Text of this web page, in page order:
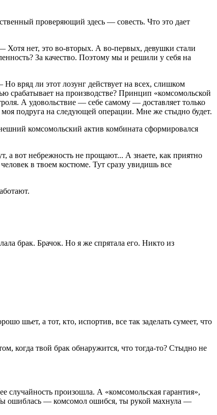
проверяющий здесь — совесть. Что это дает
нет, это во-вторых. А во-первых, девушки стали
За качество. Поэтому мы и решили у себя на
вряд ли этот лозунг действует на всех, слишком
срабатывает на производстве? Принцип «комсомольской
А удовольствие — себе самому — доставляет только
моя подруга на следующей операции. Мне же стыдно будет.
комсомольский актив комбината сформировался
а вот небрежность не прощают... А знаете, как приятно
в твоем костюме. Тут сразу увидишь все
брак. Брачок. Но я же спрятала его. Никто из
шьет, а тот, кто, испортив, все так заделать сумеет, что
когда твой брак обнаружится, что тогда-то? Стыдно не
произошла. А «комсомольская гарантия»,
ошиблась — комсомол ошибся, ты рукой махнула —